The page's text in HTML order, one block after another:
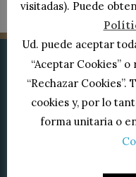
visitadas). Puede
Ud. puede aceptar
“Aceptar Cookies”
“Rechazar
cookies y, por lo
forma unitaria o